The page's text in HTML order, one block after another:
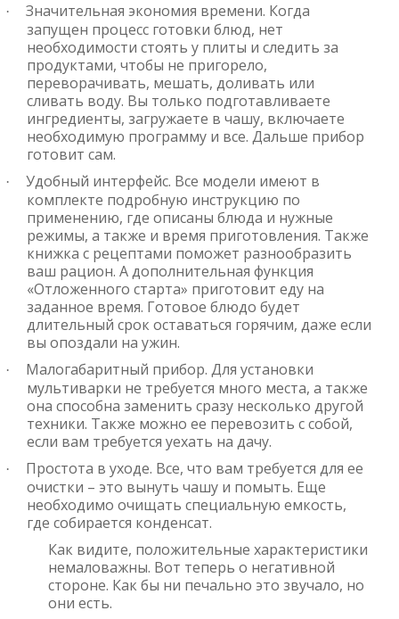
·
Значительная экономия времени. Когда
запущен процесс готовки блюд, нет
необходимости стоять у плиты и следить за
продуктами, чтобы не пригорело,
переворачивать, мешать, доливать или
сливать воду. Вы только подготавливаете
ингредиенты, загружаете в чашу, включаете
необходимую программу и все. Дальше прибор
готовит сам.
·
Удобный интерфейс. Все модели имеют в
комплекте подробную инструкцию по
применению, где описаны блюда и нужные
режимы, а также и время приготовления. Также
книжка с рецептами поможет разнообразить
ваш рацион. А дополнительная функция
«Отложенного старта» приготовит еду на
заданное время. Готовое блюдо будет
длительный срок оставаться горячим, даже если
вы опоздали на ужин.
·
Малогабаритный прибор. Для установки
мультиварки не требуется много места, а также
она способна заменить сразу несколько другой
техники. Также можно ее перевозить с собой,
если вам требуется уехать на дачу.
·
Простота в уходе. Все, что вам требуется для ее
очистки – это вынуть чашу и помыть. Еще
необходимо очищать специальную емкость,
где собирается конденсат.
Как видите, положительные характеристики
немаловажны. Вот теперь о негативной
стороне. Как бы ни печально это звучало, но
они есть.